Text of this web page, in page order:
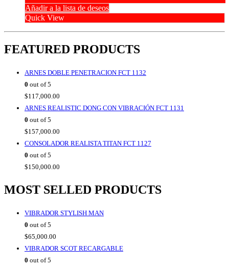
Añadir a la lista de deseos
Quick View
FEATURED PRODUCTS
ARNES DOBLE PENETRACION FCT 1132
0 out of 5
$117,000.00
ARNES REALISTIC DONG CON VIBRACIÓN FCT 1131
0 out of 5
$157,000.00
CONSOLADOR REALISTA TITAN FCT 1127
0 out of 5
$150,000.00
MOST SELLED PRODUCTS
VIBRADOR STYLISH MAN
0 out of 5
$65,000.00
VIBRADOR SCOT RECARGABLE
0 out of 5